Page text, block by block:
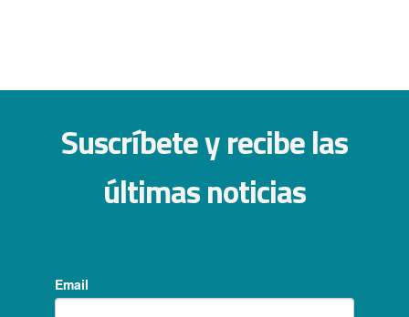
Suscríbete y recibe las
últimas noticias